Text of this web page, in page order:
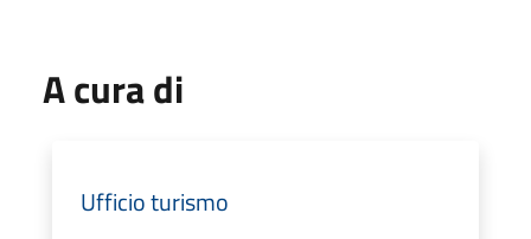
A cura di
Ufficio turismo